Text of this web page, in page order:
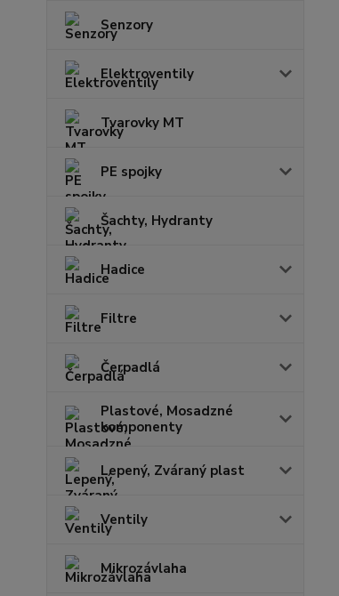
Senzory
Elektroventily
Tvarovky MT
PE spojky
Šachty, Hydranty
Hadice
Filtre
Čerpadlá
Plastové, Mosadzné
komponenty
Lepený, Zváraný plast
Ventily
Mikrozávlaha